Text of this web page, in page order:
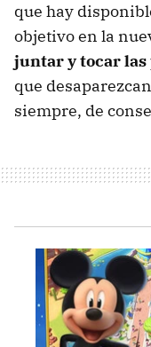
que hay
objetivo en la
juntar y tocar las
que
siempre, de